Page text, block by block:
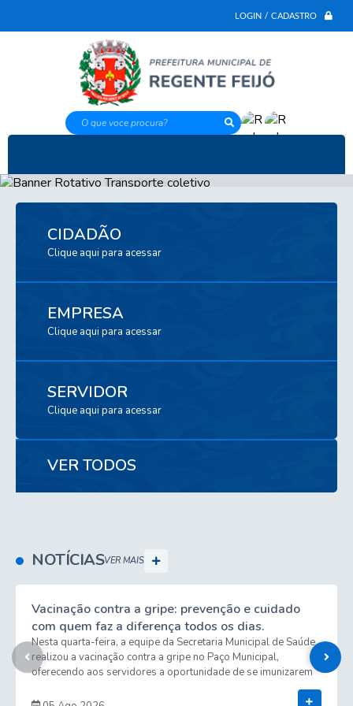
LOGIN / CADASTRO
O que voce procura?
CIDADÃO
Clique aqui para acessar
EMPRESA
Clique aqui para acessar
SERVIDOR
Clique aqui para acessar
VER TODOS
NOTÍCIASVER MAIS
Vacinação contra a gripe: prevenção e cuidado
com quem faz a diferença todos os dias.
Nesta quarta-feira, a equipe da Secretaria Municipal de Saúde
realizou a vacinação contra a gripe no Paço Municipal,
oferecendo aos servidores a oportunidade de se imunizarem
no próprio local de trabalho. A iniciativa reforça a importância
da prevenção, contribuindo para a proteção da saúde dos
Ver Mais